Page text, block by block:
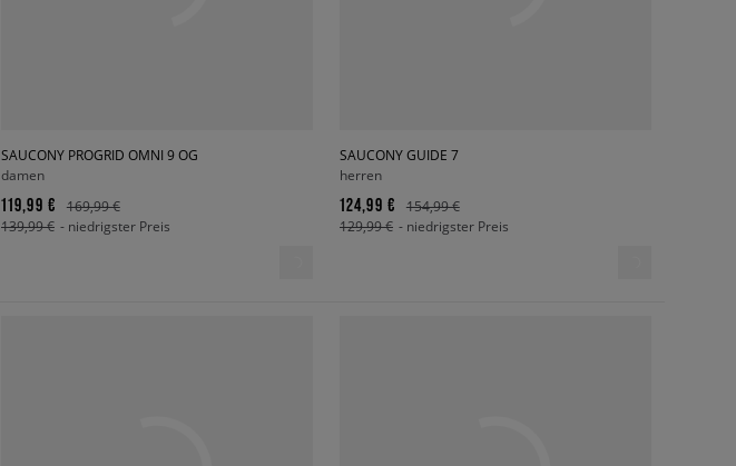
SAUCONY PROGRID OMNI 9 OG
damen
119,99 €
169,99 €
139,99 € - niedrigster Preis
SAUCONY GUIDE 7
herren
124,99 €
154,99 €
129,99 € - niedrigster Preis